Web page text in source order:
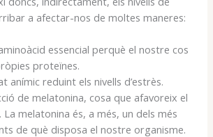
a afectar-nos de moltes maneres:
essencial perquè el nostre cos
proteïnes.
anímic reduint els nivells d’estrès.
de melatonina, cosa que afavoreix el
La melatonina és, a més, un dels més
de què disposa el nostre organisme.